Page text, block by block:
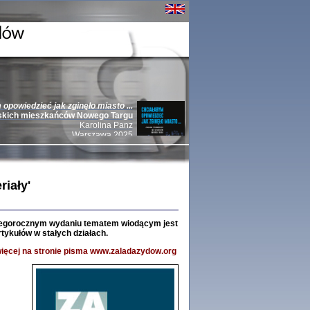
opowiedzieć jak zginęło miasto ...
mieszkańców Nowego Targu
Karolina Panz
Warszawa 2025
z Niemcami 1939-1945 | Jews Against Nazi
Bikont, Barbara Engelking, Yoav Gelber, Andrea Löw,
Krzysztof Persak, Jacek Pietrzak, Renée Poznanski, Marian
Michał Wójcik, Andrei Zamoiski, Arkadi Zeltser
wydaniu tematem wiodącym jest
w stałych działach.
na stronie pisma www.zaladazydow.org